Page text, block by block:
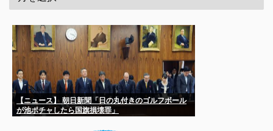
【ニュース】 朝日新聞「日の丸付きのゴルフボール
が池ポチャしたら国旗損壊罪」